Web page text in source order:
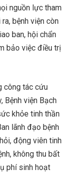
nguồn lực tham
bệnh viện còn
ban, hội chẩn
bảo việc điều trị
công tác cứu
Bệnh viện Bạch
khỏe tinh thần
lãnh đạo bệnh
động viên tinh
không thu bất
phí sinh hoạt